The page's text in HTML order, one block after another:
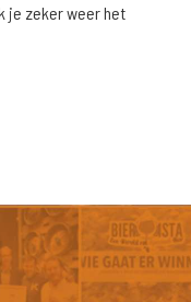
je zeker weer het